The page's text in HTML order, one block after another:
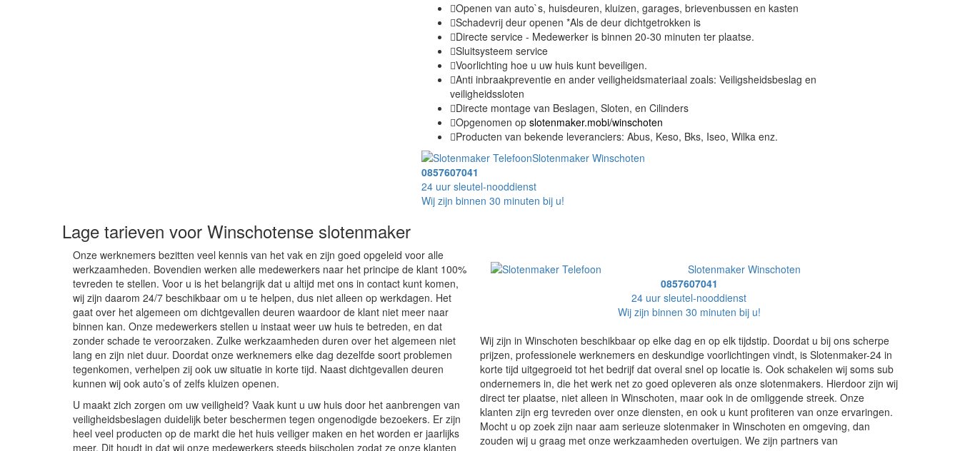
Openen van auto`s, huisdeuren, kluizen, garages, brievenbussen en kasten
Schadevrij deur openen *Als de deur dichtgetrokken is
Directe service - Medewerker is binnen 20-30 minuten ter plaatse.
Sluitsysteem service
Voorlichting hoe u uw huis kunt beveiligen.
Anti inbraakpreventie en ander veiligheidsmateriaal zoals: Veiligsheidsbeslag en
veiligheidssloten
Directe montage van Beslagen, Sloten, en Cilinders
Opgenomen op slotenmaker.mobi/winschoten
Producten van bekende leveranciers: Abus, Keso, Bks, Iseo, Wilka enz.
Slotenmaker Winschoten
0857607041
24 uur sleutel-nooddienst
Wij zijn binnen 30 minuten bij u!
Lage tarieven voor Winschotense slotenmaker
Onze werknemers bezitten veel kennis van het vak en zijn goed opgeleid voor alle
werkzaamheden. Bovendien werken alle medewerkers naar het principe de klant 100%
tevreden te stellen. Voor u is het belangrijk dat u altijd met ons in contact kunt komen,
wij zijn daarom 24/7 beschikbaar om u te helpen, dus niet alleen op werkdagen. Het
gaat over het algemeen om dichtgevallen deuren waardoor de klant niet meer naar
binnen kan. Onze medewerkers stellen u instaat weer uw huis te betreden, en dat
zonder schade te veroorzaken. Zulke werkzaamheden duren over het algemeen niet
lang en zijn niet duur. Doordat onze werknemers elke dag dezelfde soort problemen
tegenkomen, verhelpen zij ook uw situatie in korte tijd. Naast dichtgevallen deuren
kunnen wij ook auto’s of zelfs kluizen openen.
U maakt zich zorgen om uw veiligheid? Vaak kunt u uw huis door het aanbrengen van
veiligheidsbeslagen duidelijk beter beschermen tegen ongenodigde bezoekers. Er zijn
heel veel producten op de markt die het huis veiliger maken en het worden er jaarlijks
meer. Dit houdt in dat wij onze medewerkers steeds bijscholen zodat ze onze klanten
Slotenmaker Winschoten
0857607041
24 uur sleutel-nooddienst
Wij zijn binnen 30 minuten bij u!
Wij zijn in Winschoten beschikbaar op elke dag en op elk tijdstip. Doordat u bij ons scherpe
prijzen, professionele werknemers en deskundige voorlichtingen vindt, is Slotenmaker-24 in
korte tijd uitgegroeid tot het bedrijf dat overal snel op locatie is. Ook schakelen wij soms sub
ondernemers in, die het werk net zo goed opleveren als onze slotenmakers. Hierdoor zijn wij
direct ter plaatse, niet alleen in Winschoten, maar ook in de omliggende streek. Onze
klanten zijn erg tevreden over onze diensten, en ook u kunt profiteren van onze ervaringen.
Mocht u op zoek zijn naar aam serieuze slotenmaker in Winschoten en omgeving, dan
zouden wij u graag met onze werkzaamheden overtuigen. We zijn partners van